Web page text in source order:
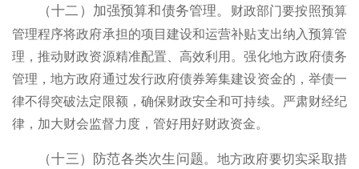
（十二）加强预算和债务管理。 财政部门要按照预算
管理程序将政府承担的项目建设和运营补贴支出纳入预算管
理，推动财政资源精准配置、高效利用。强化地方政府债务
管理，地方政府通过发行政府债券筹集建设资金的，举债一
律不得突破法定限额，确保财政安全和可持续。严肃财经纪
律，加大财会监督力度，管好用好财政资金。
（十三）防范各类次生问题。 地方政府要切实采取措